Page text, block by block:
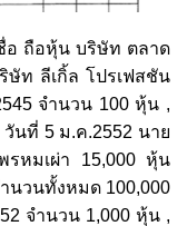
อ ถือหุ้น บริษัท ตลาด
ษัท ลีเกิ้ล โปรเฟสชัน
จำนวน 100 หุ้น ,
นที่ 5 ม.ค.2552 นาย
หมเผ่า 15,000 หุ้น
นวนทั้งหมด 100,000
จำนวน 1,000 หุ้น ,